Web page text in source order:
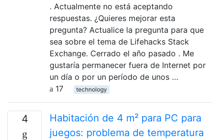
. Actualmente no está aceptando
respuestas. ¿Quieres mejorar esta
pregunta? Actualice la pregunta para que
sea sobre el tema de Lifehacks Stack
Exchange. Cerrado el año pasado . Me
gustaría permanecer fuera de Internet por
un día o por un período de unos …
17
technology
4
Habitación de 4 m² para PC para
juegos: problema de temperatura